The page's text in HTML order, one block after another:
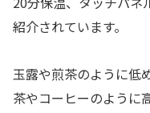
紹介されています。
玉露や煎茶のように低
茶やコーヒーのように